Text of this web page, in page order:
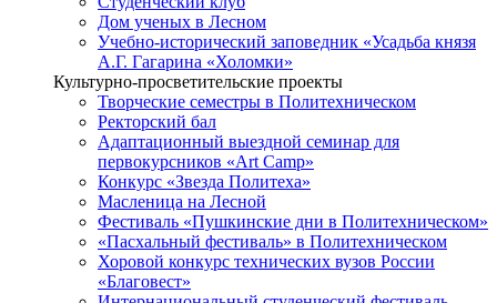
Дом ученых в Лесном
Учебно-исторический заповедник «Усадьба князя
А.Г. Гагарина «Холомки»
Культурно-просветительские проекты
Творческие семестры в Политехническом
Ректорский бал
Адаптационный выездной семинар для
первокурсников «Art Camp»
Конкурс «Звезда Политеха»
Масленица на Лесной
Фестиваль «Пушкинские дни в Политехническом»
«Пасхальный фестиваль» в Политехническом
Хоровой конкурс технических вузов России
«Благовест»